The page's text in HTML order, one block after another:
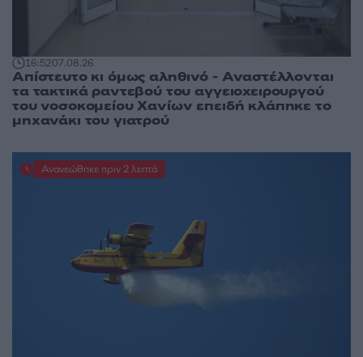
16:5207.08.26
Απίστευτο κι όμως αληθινό - Aναστέλλονται
τα τακτικά ραντεβού του αγγειοχειρουργού
του νοσοκομείου Χανίων επειδή κλάπηκε το
μηχανάκι του γιατρού
Ανανεώθηκε πριν 2 λεπτά